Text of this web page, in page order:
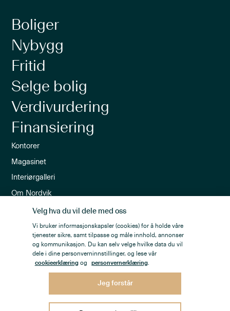
Boliger
Nybygg
Fritid
Selge bolig
Verdivurdering
Finansiering
Kontorer
Magasinet
Interiørgalleri
Om Nordvik
Ledige stillinger
Nordvik-appen
Nyhetsbrev
Velg hva du vil dele med oss
Vi bruker informasjonskapsler (cookies) for å holde våre
tjenester sikre, samt tilpasse og måle innhold, annonser
og kommunikasjon. Du kan selv velge hvilke data du vil
dele i dine personverninnstillinger, og lese vår
cookieerklæringog personvernerklæring.
Jeg forstår